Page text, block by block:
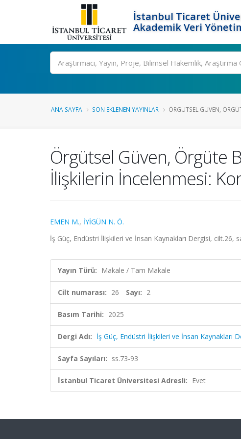
İstanbul Ticaret
Akademik Veri
Ara
ANA SAYFA SON EKLENEN YAYINLAR ÖRGÜTSEL GÜVEN,
Örgütsel Güven, Örgüte
İlişkilerin İncelenmesi:
EMEN M., İYİGÜN N. Ö.
İş Güç, Endüstri İlişkileri ve İnsan Kaynakları Dergisi, cilt.26,
Yayın Türü: Makale / Tam Makale
Cilt numarası: 26 Sayı: 2
Basım Tarihi: 2025
Dergi Adı: İş Güç, Endüstri İlişkileri ve İnsan Kaynakları
Sayfa Sayıları: ss.73-93
İstanbul Ticaret Üniversitesi Adresli: Evet